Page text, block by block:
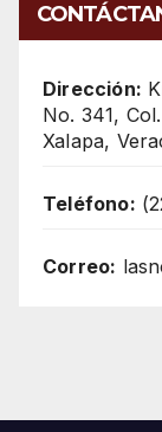
Dirección:
No. 341,
Xalapa,
Teléfono:
Correo: